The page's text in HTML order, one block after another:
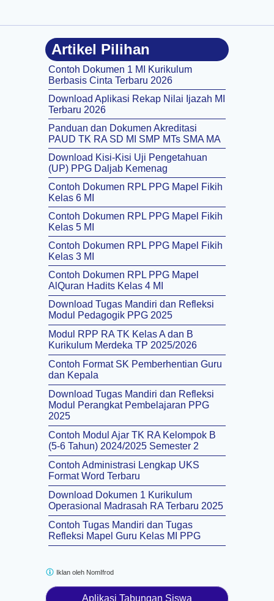
Artikel Pilihan
Contoh Dokumen 1 MI Kurikulum
Berbasis Cinta Terbaru 2026
Download Aplikasi Rekap Nilai Ijazah MI
Terbaru 2026
Panduan dan Dokumen Akreditasi
PAUD TK RA SD MI SMP MTs SMA MA
Download Kisi-Kisi Uji Pengetahuan
(UP) PPG Daljab Kemenag
Contoh Dokumen RPL PPG Mapel Fikih
Kelas 6 MI
Contoh Dokumen RPL PPG Mapel Fikih
Kelas 5 MI
Contoh Dokumen RPL PPG Mapel Fikih
Kelas 3 MI
Contoh Dokumen RPL PPG Mapel
AlQuran Hadits Kelas 4 MI
Download Tugas Mandiri dan Refleksi
Modul Pedagogik PPG 2025
Modul RPP RA TK Kelas A dan B
Kurikulum Merdeka TP 2025/2026
Contoh Format SK Pemberhentian Guru
dan Kepala
Download Tugas Mandiri dan Refleksi
Modul Perangkat Pembelajaran PPG
2025
Contoh Modul Ajar TK RA Kelompok B
(5-6 Tahun) 2024/2025 Semester 2
Contoh Administrasi Lengkap UKS
Format Word Terbaru
Download Dokumen 1 Kurikulum
Operasional Madrasah RA Terbaru 2025
Contoh Tugas Mandiri dan Tugas
Refleksi Mapel Guru Kelas MI PPG
Aplikasi Tabungan Siswa
Iklan oleh NomIfrod